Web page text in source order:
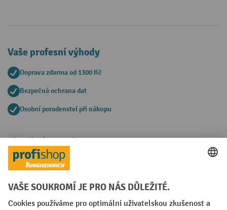
Vaše profesní výhody
Doprava zdarma od 1300 Kč
Bezpečná ochrana dat
Osobní poradenství při nákupu
Platební metody
Faktura
Sociální sítě